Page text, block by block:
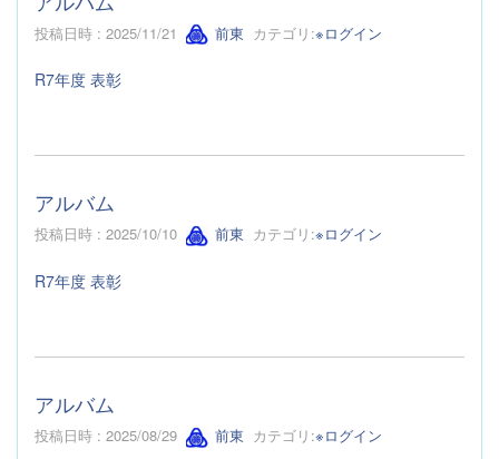
投稿日時 : 2025/11/21 前東 カテゴリ:※ログイン
R7年度 表彰
アルバム
投稿日時 : 2025/10/10 前東 カテゴリ:※ログイン
R7年度 表彰
アルバム
投稿日時 : 2025/08/29 前東 カテゴリ:※ログイン